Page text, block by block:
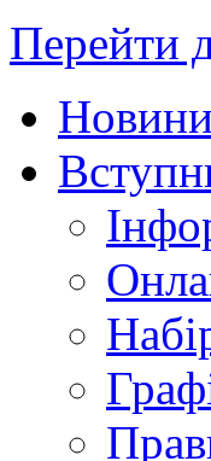
Перейти
Новини